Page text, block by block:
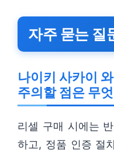
자주 묻는 질
나이키 사카이
주의할 점은 무
리셀 구매 시에는
하고, 정품 인증 절